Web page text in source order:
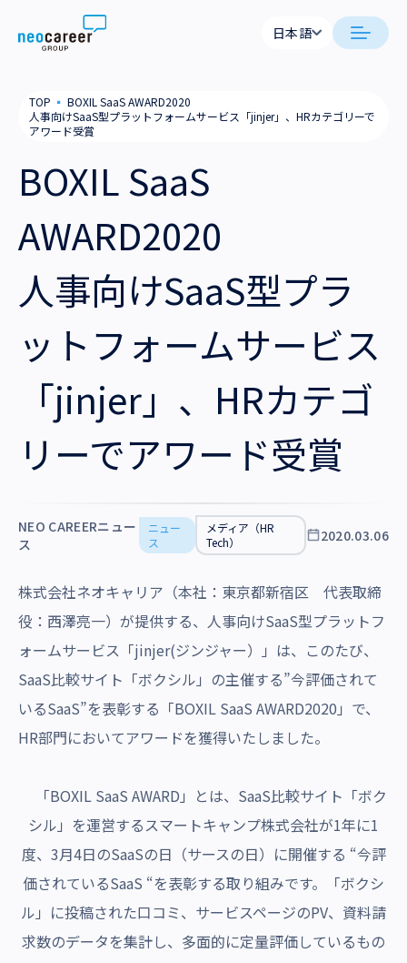
Skip to content
日本語
English
代表メッセージ
私たちの考え方
採用支援
就労支援
業務支援
企業情報
会社概要
役員一覧
沿革・受賞歴
ニュース
サステナビリティ
採用情報
日本語
English
TOP ▪ BOXIL SaaS AWARD2020
人事向けSaaS型プラットフォームサービス「jinjer」、HRカテゴリーで
アワード受賞
BOXIL SaaS
AWARD2020
人事向けSaaS型プラ
ットフォームサービス
「jinjer」、HRカテゴ
リーでアワード受賞
NEO CAREERニュー
ス
ニュー
ス
メディア（HR
Tech）
2020.03.06
株式会社ネオキャリア（本社：東京都新宿区 代表取締
役：西澤亮一）が提供する、人事向けSaaS型プラットフ
ォームサービス「jinjer(ジンジャー）」は、このたび、
SaaS比較サイト「ボクシル」の主催する”今評価されて
いるSaaS”を表彰する「BOXIL SaaS AWARD2020」で、
HR部門においてアワードを獲得いたしました。
「BOXIL SaaS AWARD」とは、SaaS比較サイト「ボク
シル」を運営するスマートキャンプ株式会社が1年に1
度、3月4日のSaaSの日（サースの日）に開催する “今評
価されているSaaS “を表彰する取り組みです。「ボクシ
ル」に投稿された口コミ、サービスページのPV、資料請
求数のデータを集計し、多面的に定量評価しているもの